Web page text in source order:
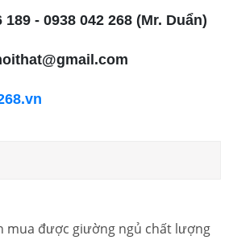
- 0938 042 268 (Mr. Duẩn)
mua được giường ngủ chất lượng